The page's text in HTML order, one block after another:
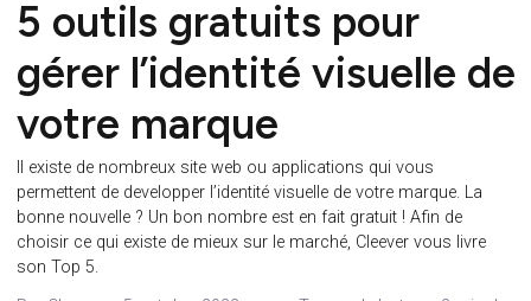
5 outils gratuits pour
gérer l’identité visuelle
votre marque
Il existe de nombreux site web ou applications qui vous
permettent de developper l’identité visuelle de votre marque.
bonne nouvelle ? Un bon nombre est en fait gratuit ! Afin de